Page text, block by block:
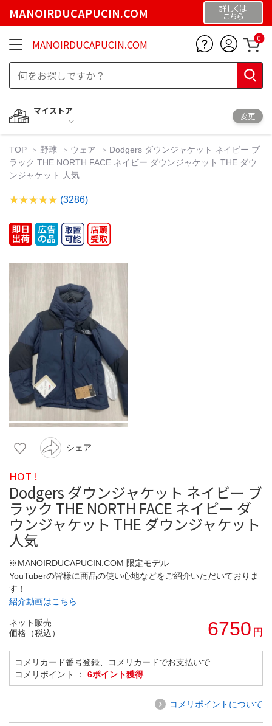
MANOIRDUCAPUCIN.COM 詳しくは
こちら
MANOIRDUCAPUCIN.COM 0
マイストア
変更
TOP 野球 ウェア
Dodgers ダウンジャケット ネイビー ブ
ラック THE NORTH FACE ネイビー ダウンジャケット THE ダウ
ンジャケット 人気
(3286)
シェア
HOT !
Dodgers ダウンジャケット ネイビー ブ
ラック THE NORTH FACE ネイビー ダ
ウンジャケット THE ダウンジャケット
人気
※MANOIRDUCAPUCIN.COM 限定モデル
YouTuberの皆様に商品の使い心地などをご紹介いただいておりま
す！
紹介動画はこちら
ネット販売
価格（税込）
6750 円
コメリカード番号登録、コメリカードでお支払いで
コメリポイント ： 6ポイント獲得
コメリポイントについて